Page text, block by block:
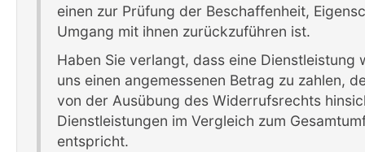
einen zur Prüfung der Beschaffenheit,
Umgang mit ihnen zurückzuführen ist.
Haben Sie verlangt, dass eine
uns einen angemessenen Betrag zu zahlen,
von der Ausübung des Widerrufsrechts
Dienstleistungen im Vergleich zum
entspricht.